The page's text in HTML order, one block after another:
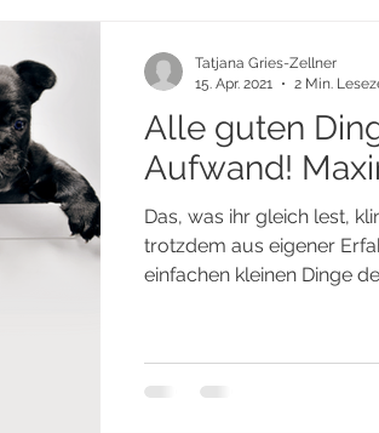
Alle guten
Aufwand!
Das, was ihr gleich lest,
trotzdem aus eigener
einfachen kleinen Dinge
Tatjana Gries-Zellner
15. Apr. 2021
2 Min.